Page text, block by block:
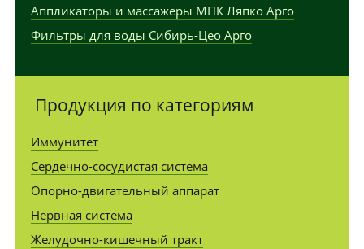
Аппликаторы и массажеры МПК Ляпко Арго
Фильтры для воды Сибирь-Цео Арго
Продукция по категориям
Иммунитет
Сердечно-сосудистая система
Опорно-двигательный аппарат
Нервная система
Желудочно-кишечный тракт